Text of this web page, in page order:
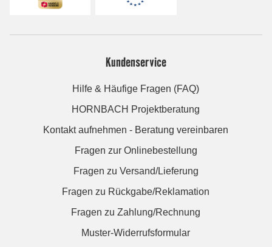
Kundenservice
Hilfe & Häufige Fragen (FAQ)
HORNBACH Projektberatung
Kontakt aufnehmen - Beratung vereinbaren
Fragen zur Onlinebestellung
Fragen zu Versand/Lieferung
Fragen zu Rückgabe/Reklamation
Fragen zu Zahlung/Rechnung
Muster-Widerrufsformular